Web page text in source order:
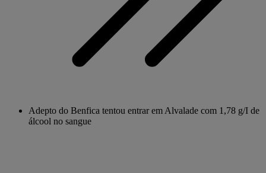
Adepto do Benfica tentou entrar em Alvalade com 1,78 g/I de
álcool no sangue